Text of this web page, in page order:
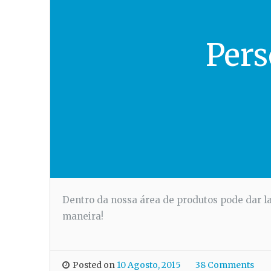
Dentro da nossa área de produtos pode dar
maneira!
Posted on 10 Agosto, 2015 38 Comments